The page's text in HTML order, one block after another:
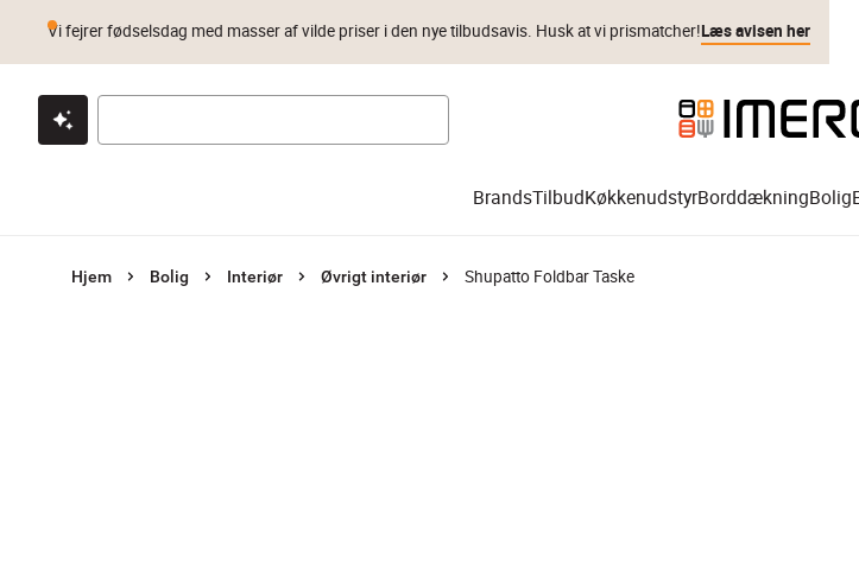
Klik & hent Byt i 1 år Prismatch
Vi fejrer fødselsdag med masser af vilde priser i den nye tilbudsavis. Husk at vi prismatcher!Læs avisen her
BrandsTilbudKøkkenudstyrBorddækningBolig
Hjem Bolig Interiør Øvrigt interiør Shupatto Foldbar Taske